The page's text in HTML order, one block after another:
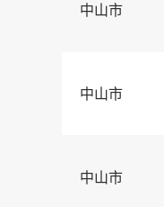
中山市
中山市
中山市